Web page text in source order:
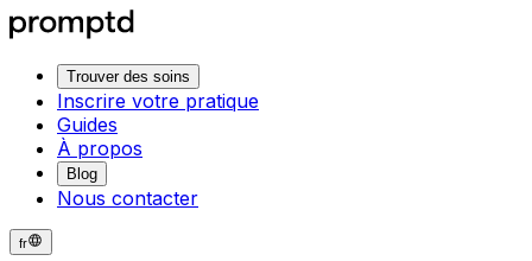
Trouver des soins
Inscrire votre pratique
Guides
À propos
Blog
Nous contacter
fr